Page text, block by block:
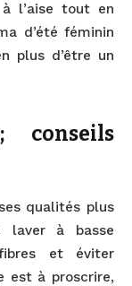
l’aise tout en
d’été féminin
plus d’être un
conseils
qualités plus
laver à basse
et éviter
est à proscrire,